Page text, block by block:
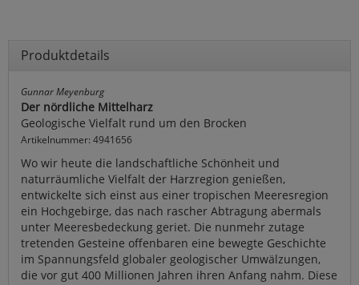
Produktdetails
Gunnar Meyenburg
Der nördliche Mittelharz
Geologische Vielfalt rund um den Brocken
Artikelnummer: 4941656
Wo wir heute die landschaftliche Schönheit und
naturräumliche Vielfalt der Harzregion genießen,
entwickelte sich einst aus einer tropischen Meeresregion
ein Hochgebirge, das nach rascher Abtragung abermals
unter Meeresbedeckung geriet. Die nunmehr zutage
tretenden Gesteine offenbaren eine bewegte Geschichte
im Spannungsfeld globaler geologischer Umwälzungen,
die vor gut 400 Millionen Jahren ihren Anfang nahm. Diese